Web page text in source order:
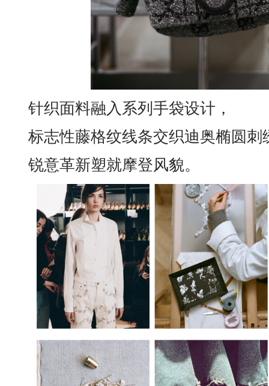
针织面料融入系列手袋设计，
标志性藤格纹线条交织迪奥椭圆刺
锐意革新塑就摩登风貌。